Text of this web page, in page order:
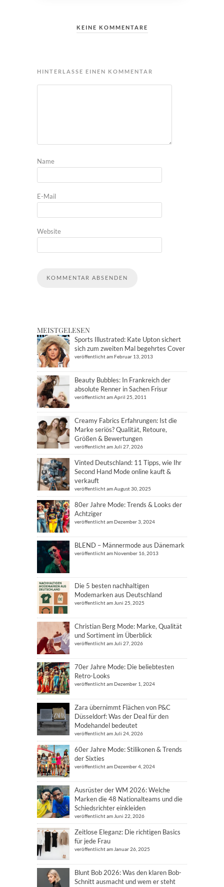
KEINE KOMMENTARE
HINTERLASSE EINEN KOMMENTAR
Name
E-Mail
Website
MEISTGELESEN
Sports Illustrated: Kate Upton sichert
sich zum zweiten Mal begehrtes Cover
veröffentlicht am Februar 13, 2013
Beauty Bubbles: In Frankreich der
absolute Renner in Sachen Frisur
veröffentlicht am April 25, 2011
Creamy Fabrics Erfahrungen: Ist die
Marke seriös? Qualität, Retoure,
Größen & Bewertungen
veröffentlicht am Juli 27, 2026
Vinted Deutschland: 11 Tipps, wie Ihr
Second Hand Mode online kauft &
verkauft
veröffentlicht am August 30, 2025
80er Jahre Mode: Trends & Looks der
Achtziger
veröffentlicht am Dezember 3, 2024
BLEND – Männermode aus Dänemark
veröffentlicht am November 16, 2013
Die 5 besten nachhaltigen
Modemarken aus Deutschland
veröffentlicht am Juni 25, 2025
Christian Berg Mode: Marke, Qualität
und Sortiment im Überblick
veröffentlicht am Juli 27, 2026
70er Jahre Mode: Die beliebtesten
Retro-Looks
veröffentlicht am Dezember 1, 2024
Zara übernimmt Flächen von P&C
Düsseldorf: Was der Deal für den
Modehandel bedeutet
veröffentlicht am Juli 24, 2026
60er Jahre Mode: Stilikonen & Trends
der Sixties
veröffentlicht am Dezember 4, 2024
Ausrüster der WM 2026: Welche
Marken die 48 Nationalteams und die
Schiedsrichter einkleiden
veröffentlicht am Juni 22, 2026
Zeitlose Eleganz: Die richtigen Basics
für jede Frau
veröffentlicht am Januar 26, 2025
Blunt Bob 2026: Was den klaren Bob-
Schnitt ausmacht und wem er steht